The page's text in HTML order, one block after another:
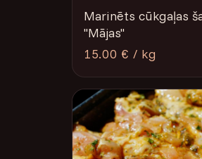
Marinēts cūkgaļas
"Mājas"
15.00 € / kg